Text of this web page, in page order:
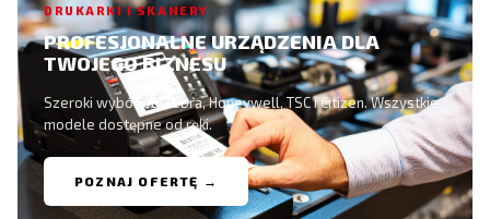
DRUKARKI I SKANERY
PROFESJONALNE URZĄDZENIA DLA
TWOJEGO BIZNESU
Szeroki wybór od Zebra, Honeywell, TSC i Citizen. Wszystkie
modele dostępne od ręki.
POZNAJ OFERTĘ →